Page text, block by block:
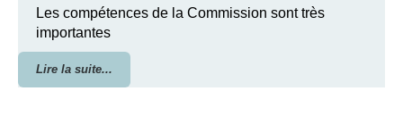
Les compétences de la Commission sont très
importantes
Lire la suite...